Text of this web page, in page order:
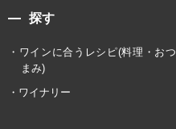
探す
ワインに合うレシピ(料理・おつ
まみ)
ワイナリー